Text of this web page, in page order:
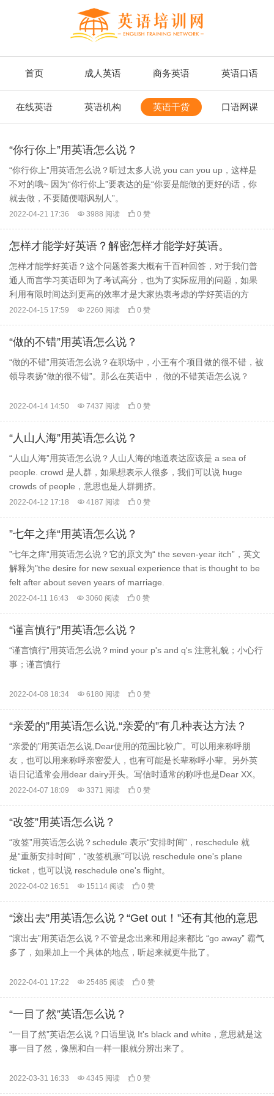
首页 成人英语 商务英语 英语口语
在线英语 英语机构 英语干货 口语网课
“你行你上”用英语怎么说？
“你行你上”用英语怎么说？听过太多人说 you can you up，这样是
不对的哦~ 因为“你行你上”要表达的是“你要是能做的更好的话，你
就去做，不要随便嘲讽别人”。
2022-04-21 17:36  3988 阅读  0 赞
怎样才能学好英语？解密怎样才能学好英语。
怎样才能学好英语？这个问题答案大概有千百种回答，对于我们普
通人而言学习英语即为了考试高分，也为了实际应用的问题，如果
利用有限时间达到更高的效率才是大家热衷考虑的学好英语的方
法。
2022-04-15 17:59  2260 阅读  0 赞
“做的不错”用英语怎么说？
“做的不错”用英语怎么说？在职场中，小王有个项目做的很不错，被
领导表扬“做的很不错”。那么在英语中， 做的不错英语怎么说？
2022-04-14 14:50  7437 阅读  0 赞
“人山人海”用英语怎么说？
“人山人海”用英语怎么说？人山人海的地道表达应该是 a sea of
people. crowd 是人群，如果想表示人很多，我们可以说 huge
crowds of people，意思也是人群拥挤。
2022-04-12 17:18  4187 阅读  0 赞
”七年之痒“用英语怎么说？
”七年之痒“用英语怎么说？它的原文为“ the seven-year itch”，英文
解释为"the desire for new sexual experience that is thought to be
felt after about seven years of marriage.
2022-04-11 16:43  3060 阅读  0 赞
“谨言慎行”用英语怎么说？
“谨言慎行”用英语怎么说？mind your p's and q's 注意礼貌；小心行
事；谨言慎行
2022-04-08 18:34  6180 阅读  0 赞
“亲爱的”用英语怎么说,“亲爱的”有几种表达方法？
“亲爱的”用英语怎么说,Dear使用的范围比较广。可以用来称呼朋
友，也可以用来称呼亲密爱人，也有可能是长辈称呼小辈。另外英
语日记通常会用dear dairy开头。写信时通常的称呼也是Dear XX。
2022-04-07 18:09  3371 阅读  0 赞
“改签”用英语怎么说？
“改签”用英语怎么说？schedule 表示“安排时间”，reschedule 就
是“重新安排时间”，“改签机票”可以说 reschedule one's plane
ticket，也可以说 reschedule one's flight。
2022-04-02 16:51  15114 阅读  0 赞
“滚出去”用英语怎么说？“Get out！”还有其他的意思
“滚出去”用英语怎么说？不管是念出来和用起来都比 “go away” 霸气
多了，如果加上一个具体的地点，听起来就更牛批了。
2022-04-01 17:22  25485 阅读  0 赞
“一目了然”英语怎么说？
“一目了然”英语怎么说？口语里说 It's black and white，意思就是这
事一目了然，像黑和白一样一眼就分辨出来了。
2022-03-31 16:33  4345 阅读  0 赞